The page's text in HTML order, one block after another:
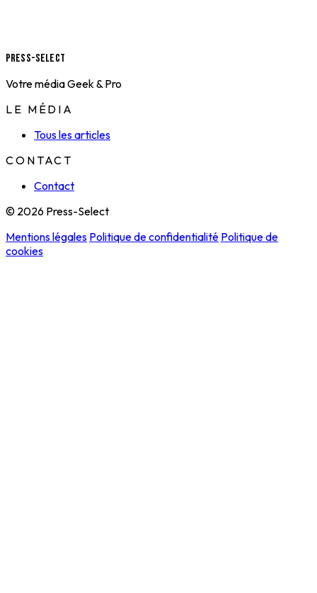
Press-Select
Votre média Geek & Pro
LE MÉDIA
Tous les articles
CONTACT
Contact
© 2026 Press-Select
Mentions légales Politique de confidentialité Politique de
cookies